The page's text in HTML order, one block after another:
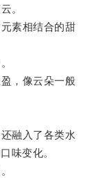
。
素相结合的甜
，像云朵一般
融入了各类水
味变化。